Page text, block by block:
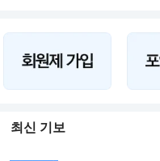
최신 기보